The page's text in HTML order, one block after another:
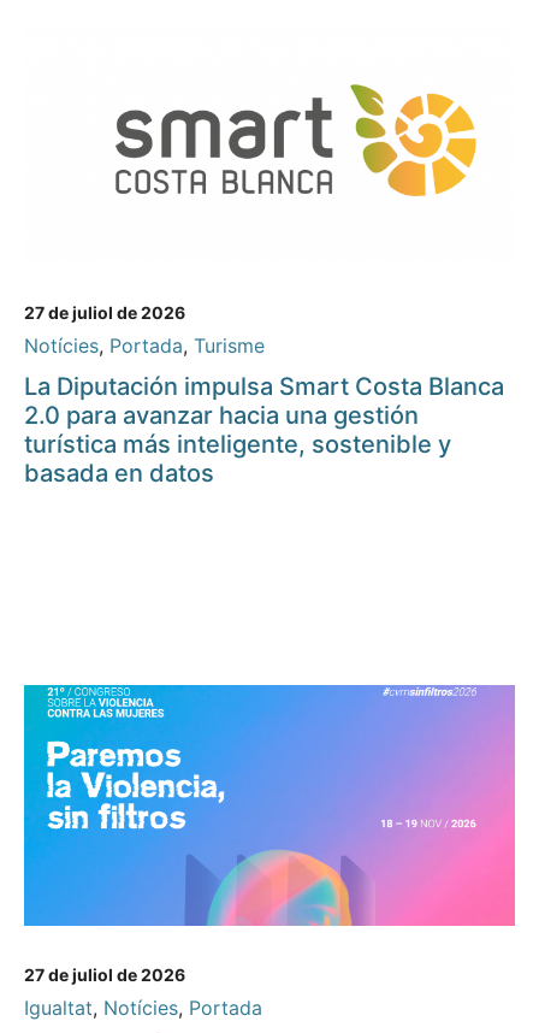
27 de juliol de 2026
Notícies, Portada, Turisme
La Diputación impulsa Smart Costa Blanca
2.0 para avanzar hacia una gestión
turística más inteligente, sostenible y
basada en datos
27 de juliol de 2026
Igualtat, Notícies, Portada